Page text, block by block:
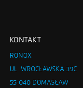
KONTAKT
RONOX
UL. WROCŁAWSKA 39C
55-040 DOMASŁAW